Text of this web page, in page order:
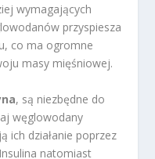
wymagających
przyspiesza
co ma ogromne
masy mięśniowej.
, są niezbędne do
węglowodany
ich działanie poprzez
natomiast